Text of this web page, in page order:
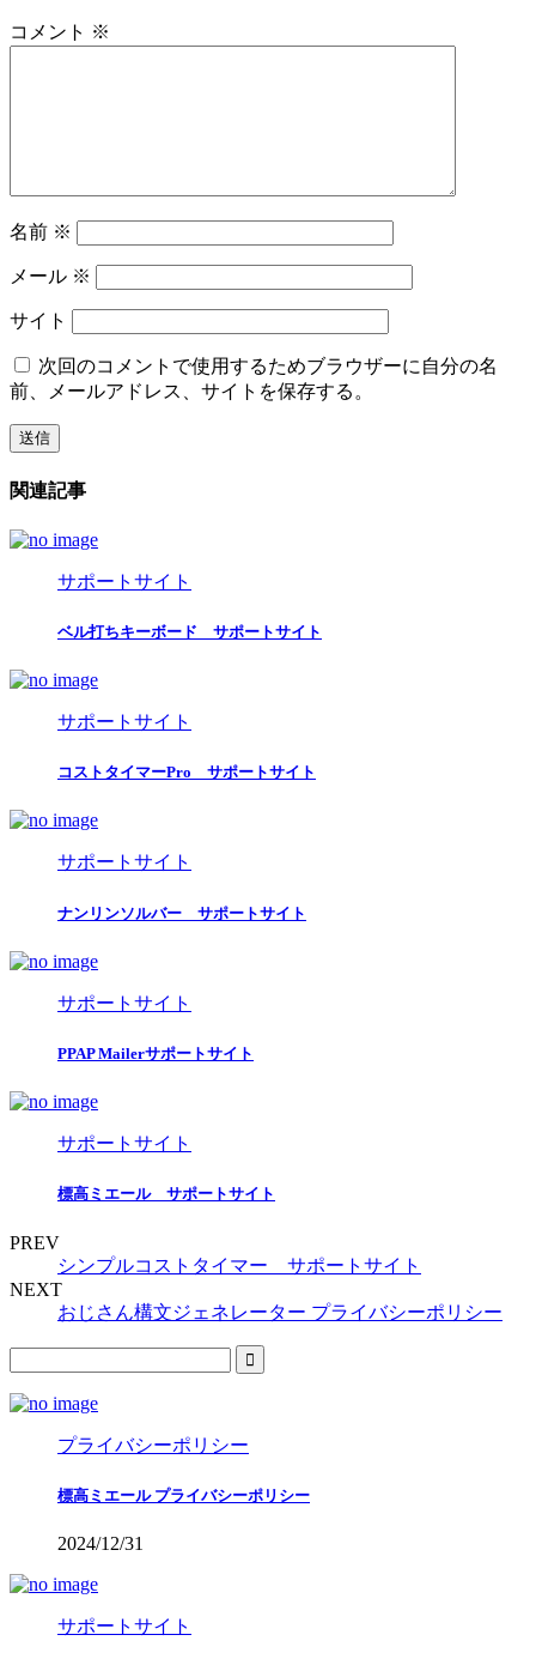
コメント ※
名前 ※
メール ※
サイト
次回のコメントで使用するためブラウザーに自分の名
前、メールアドレス、サイトを保存する。
関連記事
サポートサイト
ベル打ちキーボード サポートサイト
サポートサイト
コストタイマーPro サポートサイト
サポートサイト
ナンリンソルバー サポートサイト
サポートサイト
PPAP Mailerサポートサイト
サポートサイト
標高ミエール サポートサイト
PREV
シンプルコストタイマー サポートサイト
NEXT
おじさん構文ジェネレーター プライバシーポリシー
プライバシーポリシー
標高ミエール プライバシーポリシー
2024/12/31
サポートサイト